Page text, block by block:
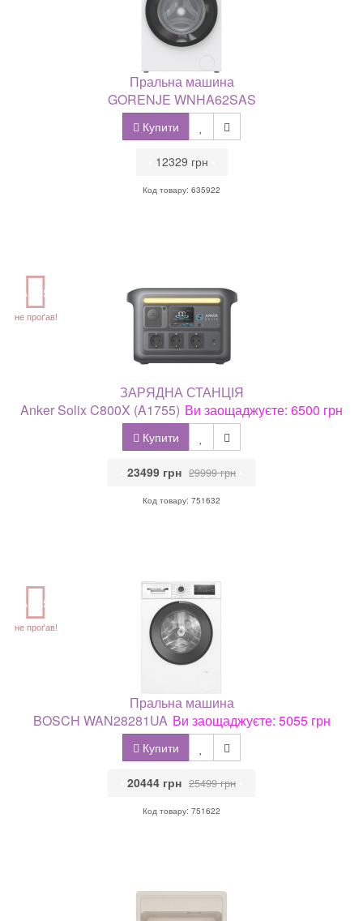
Пральна машина
GORENJE WNHA62SAS
Купити
12329 грн
Код товару: 635922
АКЦІЯ
не проґав!
ЗАРЯДНА СТАНЦІЯ
Anker Solix C800X (A1755) Ви заощаджуєте: 6500 грн
Купити
23499 грн 29999 грн
Код товару: 751632
АКЦІЯ
не проґав!
Пральна машина
BOSCH WAN28281UA Ви заощаджуєте: 5055 грн
Купити
20444 грн 25499 грн
Код товару: 751622